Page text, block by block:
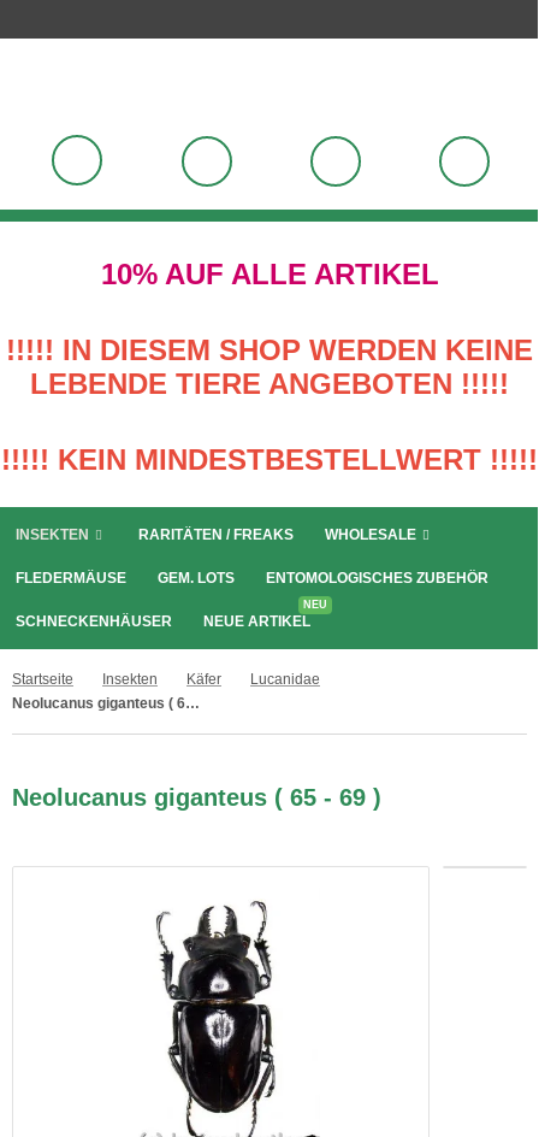
10% AUF ALLE ARTIKEL
!!!!! IN DIESEM SHOP WERDEN KEINE
LEBENDE TIERE ANGEBOTEN !!!!!
!!!!! KEIN MINDESTBESTELLWERT !!!!!
INSEKTEN RARITÄTEN / FREAKS WHOLESALE
FLEDERMÄUSE GEM. LOTS ENTOMOLOGISCHES ZUBEHÖR
SCHNECKENHÄUSER NEUE ARTIKEL
NEU
Startseite Insekten Käfer
Lucanidae
Neolucanus giganteus ( 65 - 69 )
Neolucanus giganteus ( 65 - 69 )